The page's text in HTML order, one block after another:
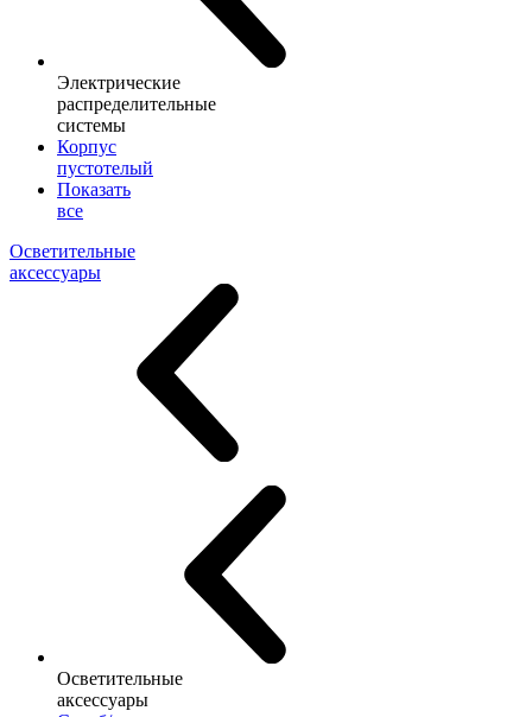
Электрические
распределительные
системы
Корпус
пустотелый
Показать
все
Осветительные
аксессуары
Осветительные
аксессуары